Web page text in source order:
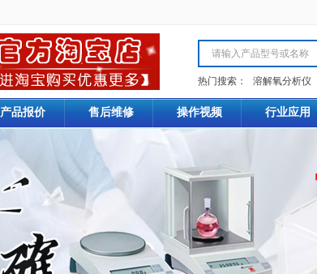
热门搜索： 溶解氧分析仪
产品报价 售后维修 操作视频 行业应用